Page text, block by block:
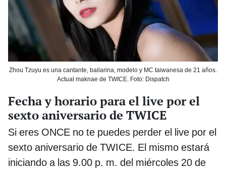
Zhou Tzuyu es una cantante, bailarina, modelo y MC taiwanesa de 21 años.
Actual maknae de TWICE. Foto: Dispatch
Fecha y horario para el live por el
sexto aniversario de TWICE
Si eres ONCE no te puedes perder el live por el
sexto aniversario de TWICE. El mismo estará
iniciando a las 9.00 p. m. del miércoles 20 de